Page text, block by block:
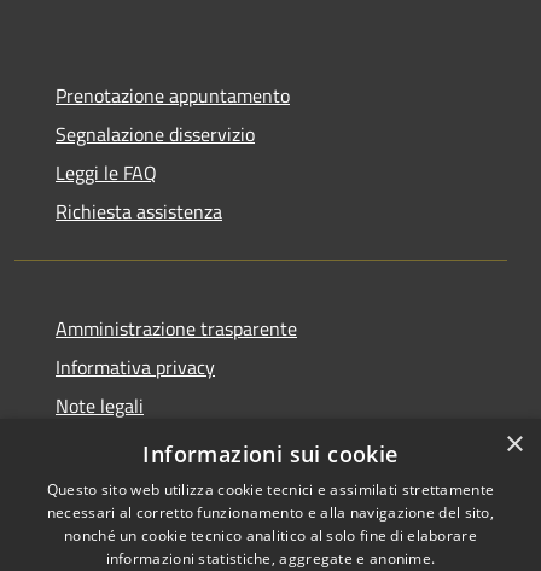
Prenotazione appuntamento
Segnalazione disservizio
Leggi le FAQ
Richiesta assistenza
Amministrazione trasparente
Informativa privacy
Note legali
Dichiarazione di accessibilità
Copyright © 2026 • Comune di
×
Informazioni sui cookie
Questo sito web utilizza cookie tecnici e assimilati strettamente
necessari al corretto funzionamento e alla navigazione del sito,
nonché un cookie tecnico analitico al solo fine di elaborare
informazioni statistiche, aggregate e anonime.